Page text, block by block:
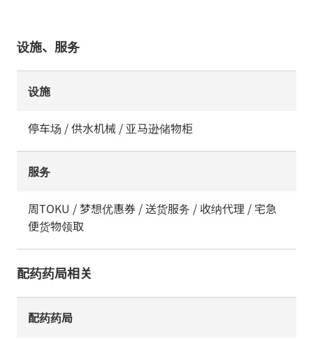
设施、服务
设施
停车场 / 供水机械 / 亚马逊储物柜
服务
周TOKU / 梦想优惠券 / 送货服务 / 收纳代理 / 宅急
便货物领取
配药药局相关
配药药局